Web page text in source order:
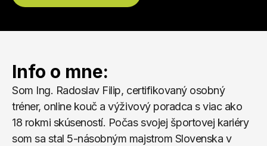
Info o mne:
Som Ing. Radoslav Filip, certifikovaný osobný
tréner, online kouč a výživový poradca s viac ako
18 rokmi skúseností. Počas svojej športovej kariéry
som sa stal 5-násobným majstrom Slovenska v